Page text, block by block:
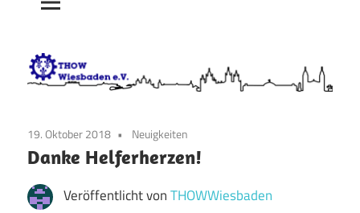
19. Oktober 2018 Neuigkeiten
Danke Helferherzen!
Veröffentlicht vonTHOWWiesbaden